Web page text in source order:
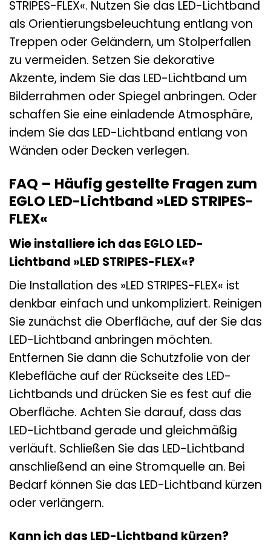
STRIPES-FLEX«. Nutzen Sie das LED-Lichtband
als Orientierungsbeleuchtung entlang von
Treppen oder Geländern, um Stolperfallen
zu vermeiden. Setzen Sie dekorative
Akzente, indem Sie das LED-Lichtband um
Bilderrahmen oder Spiegel anbringen. Oder
schaffen Sie eine einladende Atmosphäre,
indem Sie das LED-Lichtband entlang von
Wänden oder Decken verlegen.
FAQ – Häufig gestellte Fragen zum
EGLO LED-Lichtband »LED STRIPES-
FLEX«
Wie installiere ich das EGLO LED-
Lichtband »LED STRIPES-FLEX«?
Die Installation des »LED STRIPES-FLEX« ist
denkbar einfach und unkompliziert. Reinigen
Sie zunächst die Oberfläche, auf der Sie das
LED-Lichtband anbringen möchten.
Entfernen Sie dann die Schutzfolie von der
Klebefläche auf der Rückseite des LED-
Lichtbands und drücken Sie es fest auf die
Oberfläche. Achten Sie darauf, dass das
LED-Lichtband gerade und gleichmäßig
verläuft. Schließen Sie das LED-Lichtband
anschließend an eine Stromquelle an. Bei
Bedarf können Sie das LED-Lichtband kürzen
oder verlängern.
Kann ich das LED-Lichtband kürzen?